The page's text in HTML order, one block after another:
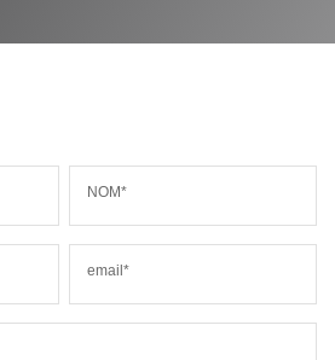
NOM*
email*